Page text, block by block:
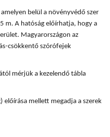
belül a növényvédő szer
m. A hatóság előírhatja, hogy a
Magyarországon az
csökkentő szórófejek
mérjük a kezelendő tábla
előírása mellett megadja a szerek